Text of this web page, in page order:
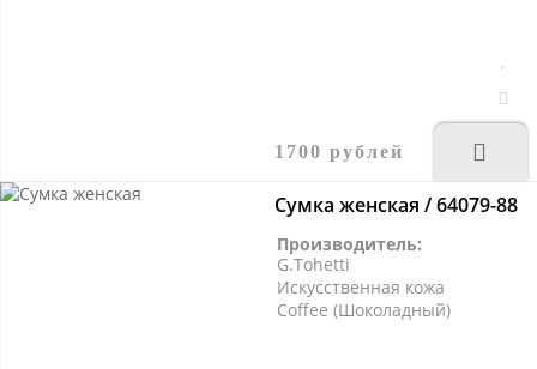
1700 рублей
Сумка женская / 64079-88
Производитель:
G.Tohetti
Искусственная кожа
Coffee (Шоколадный)